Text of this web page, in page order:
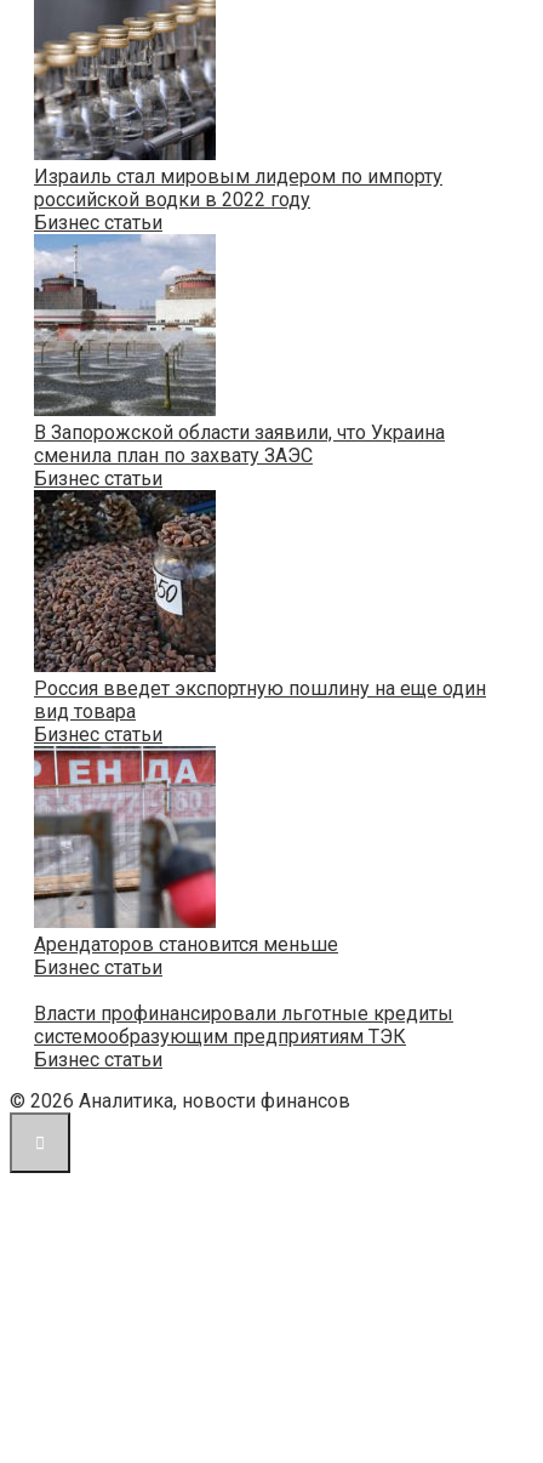
Израиль стал мировым лидером по импорту
российской водки в 2022 году
Бизнес статьи
В Запорожской области заявили, что Украина
сменила план по захвату ЗАЭС
Бизнес статьи
Россия введет экспортную пошлину на еще один
вид товара
Бизнес статьи
Арендаторов становится меньше
Бизнес статьи
Власти профинансировали льготные кредиты
системообразующим предприятиям ТЭК
Бизнес статьи
© 2026 Аналитика, новости финансов